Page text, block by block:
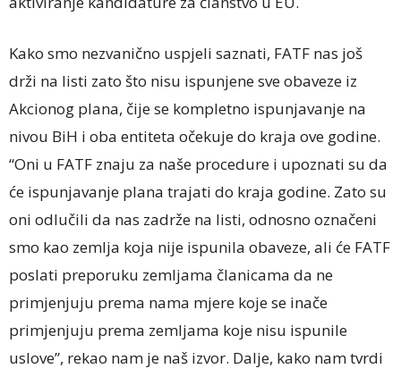
Kako smo nezvanično uspjeli saznati, FATF nas još
drži na listi zato što nisu ispunjene sve obaveze iz
Akcionog plana, čije se kompletno ispunjavanje na
nivou BiH i oba entiteta očekuje do kraja ove godine.
“Oni u FATF znaju za naše procedure i upoznati su da
će ispunjavanje plana trajati do kraja godine. Zato su
oni odlučili da nas zadrže na listi, odnosno označeni
smo kao zemlja koja nije ispunila obaveze, ali će FATF
poslati preporuku zemljama članicama da ne
primjenjuju prema nama mjere koje se inače
primjenjuju prema zemljama koje nisu ispunile
uslove”, rekao nam je naš izvor. Dalje, kako nam tvrdi